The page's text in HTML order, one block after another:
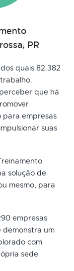
PR
quais 82.382
que há
empresas
suas
solução de
mesmo, para
empresas
demonstra um
com
sede